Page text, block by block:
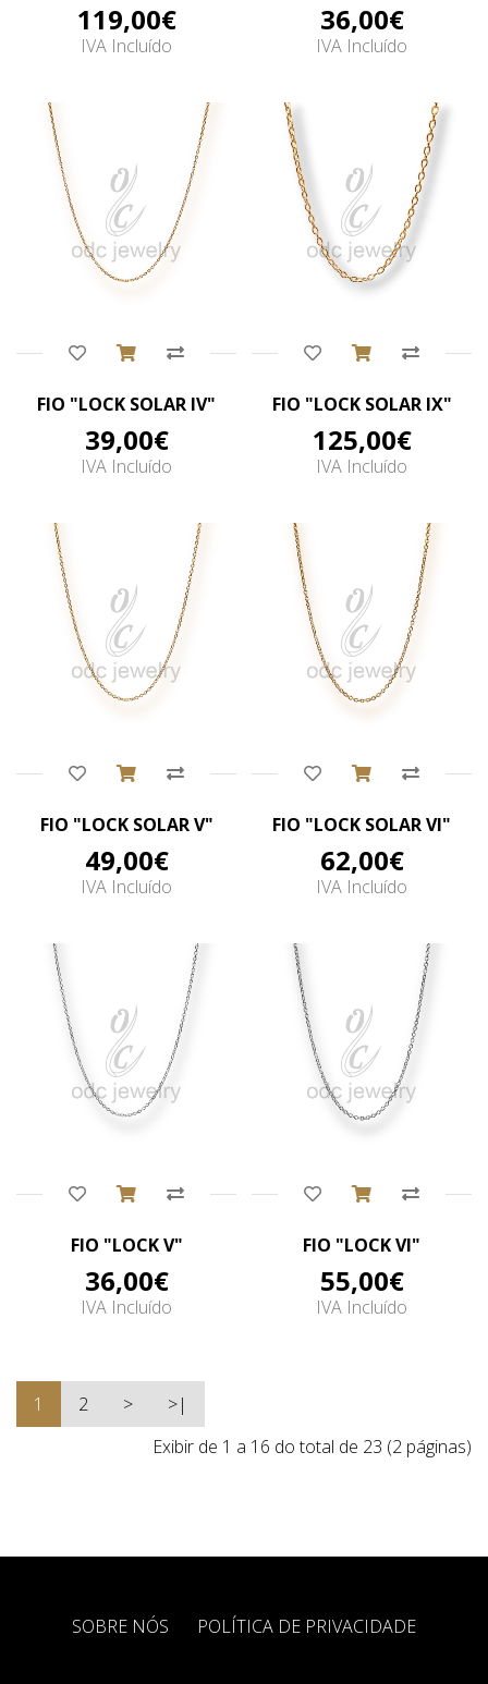
119,00€
IVA Incluído
36,00€
IVA Incluído
FIO "LOCK SOLAR IV"
39,00€
IVA Incluído
FIO "LOCK SOLAR IX"
125,00€
IVA Incluído
FIO "LOCK SOLAR V"
49,00€
IVA Incluído
FIO "LOCK SOLAR VI"
62,00€
IVA Incluído
FIO "LOCK V"
36,00€
IVA Incluído
FIO "LOCK VI"
55,00€
IVA Incluído
1 2 >
>|
Exibir de 1 a 16 do total de 23 (2 páginas)
SOBRE NÓS POLÍTICA DE PRIVACIDADE